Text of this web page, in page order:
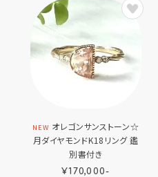
NEW オレゴンサンストーン☆
月ダイヤモンドK18リング 鑑
別書付き
¥170,000-